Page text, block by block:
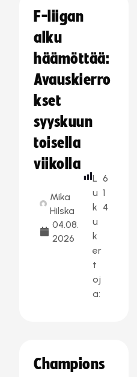
F-liigan
alku
häämöttää:
Avauskierro
kset
syyskuun
toisella
viikolla
Mika
Hilska
04.08.
2026
L
u
k
u
k
er
t
oj
a:
6
1
4
Champions